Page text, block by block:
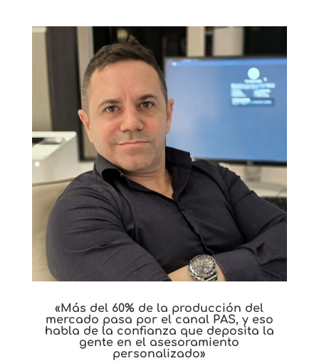
«Más del 60% de la producción del
mercado pasa por el canal PAS, y eso
habla de la confianza que deposita la
gente en el asesoramiento
personalizado»